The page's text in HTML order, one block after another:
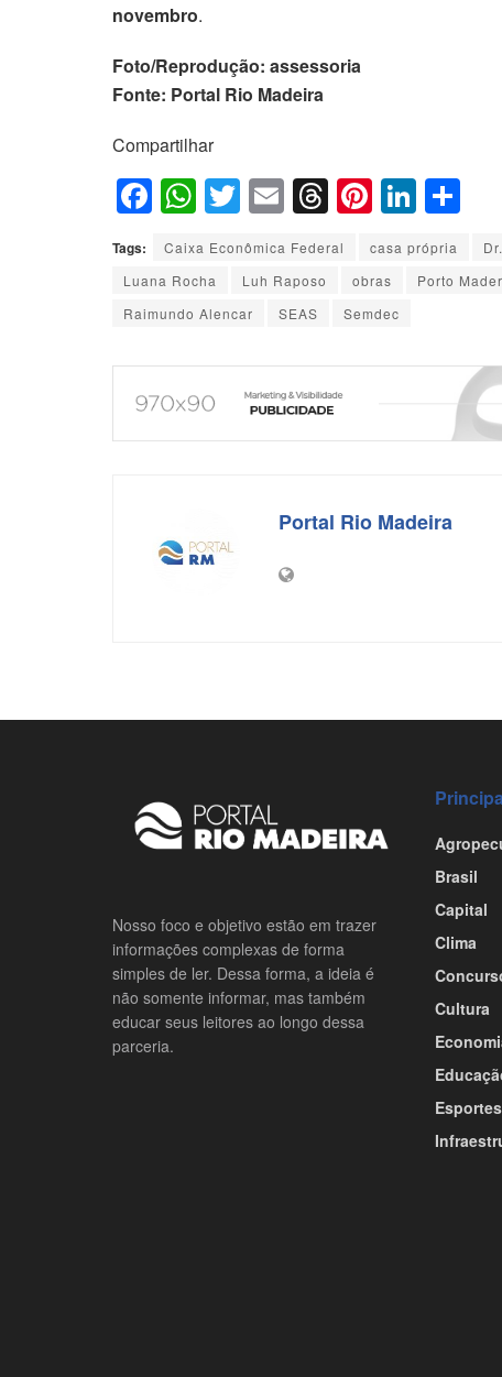
novembro.
Foto/Reprodução: assessoria
Fonte: Portal Rio Madeira
Compartilhar
F
a
c
e
b
o
o
k
W
h
at
s
A
p
p
T
wi
tt
er
E
m
ail
T
hr
e
a
d
s
Pi
nt
er
e
st
Li
n
k
e
n
ar
e
Tags: Caixa Econômica Federal casa própria
Luana Rocha
Luh Raposo obras Porto
Raimundo Alencar
SEAS Semdec
Portal Rio Madeira
Nosso foco e objetivo estão em trazer
informações complexas de forma
simples de ler. Dessa forma, a ideia é
não somente informar, mas também
educar seus leitores ao longo dessa
parceria.
Brasil
Capital
Clima
Cultura
Esportes